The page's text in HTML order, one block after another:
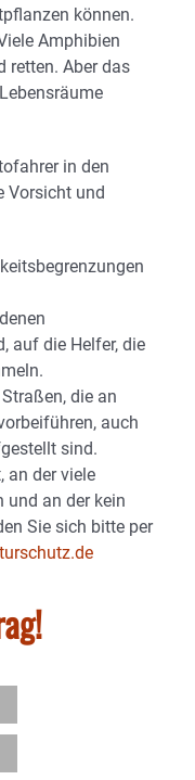
können.
Amphibien
retten. Aber das
in den
Vorsicht und
auf die Helfer, die
die an
auch
sind.
an der viele
und an der kein
Sie sich bitte per